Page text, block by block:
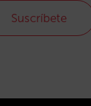
Suscríbete